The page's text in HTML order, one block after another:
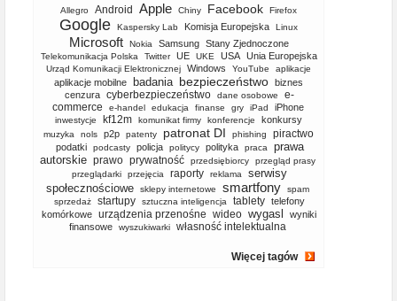
Allegro Android Apple Chiny Facebook Firefox
Google Kaspersky Lab Komisja Europejska Linux
Microsoft Nokia Samsung Stany Zjednoczone
Telekomunikacja Polska Twitter UE UKE USA Unia Europejska
Urząd Komunikacji Elektronicznej Windows YouTube aplikacje
aplikacje mobilne badania bezpieczeństwo biznes
cenzura cyberbezpieczeństwo dane osobowe
e-
commerce
e-handel edukacja finanse gry iPad iPhone
inwestycje kf12m komunikat firmy konferencje konkursy
muzyka nols p2p patenty patronat DI phishing piractwo
podatki podcasty policja politycy polityka praca
prawa
autorskie prawo prywatność przedsiębiorcy
przegląd prasy
przeglądarki
przejęcia raporty reklama
serwisy
społecznościowe
sklepy internetowe smartfony
spam
sprzedaż
startupy sztuczna inteligencja tablety telefony
komórkowe
urządzenia przenośne wideo wygasl
wyniki
finansowe
wyszukiwarki własność intelektualna
Więcej tagów